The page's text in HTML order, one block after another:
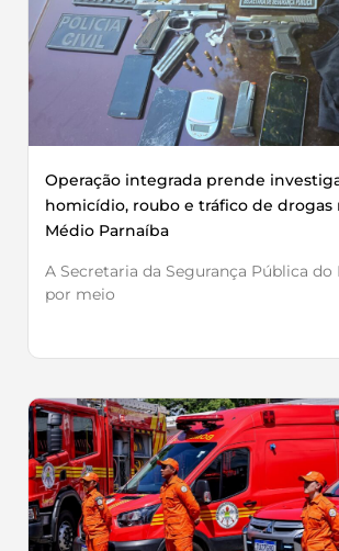
Operação integrada prende
homicídio, roubo e tráfico de drogas
Médio Parnaíba
A Secretaria da Segurança Pública do
por meio